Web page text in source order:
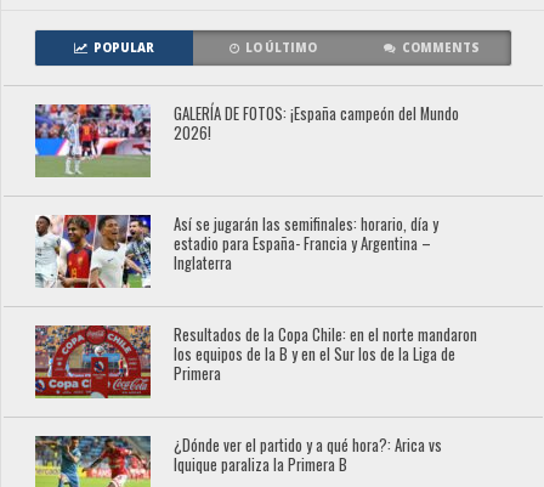
POPULAR LO ÚLTIMO COMMENTS
GALERÍA DE FOTOS: ¡España campeón del Mundo
2026!
Así se jugarán las semifinales: horario, día y
estadio para España- Francia y Argentina –
Inglaterra
Resultados de la Copa Chile: en el norte mandaron
los equipos de la B y en el Sur los de la Liga de
Primera
¿Dónde ver el partido y a qué hora?: Arica vs
Iquique paraliza la Primera B